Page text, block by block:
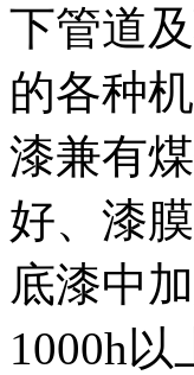
下管道
的各种
漆兼有
好、漆
底漆中
1000h